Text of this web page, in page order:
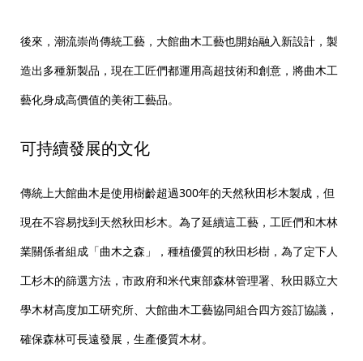
後來，潮流崇尚傳統工藝，大館曲木工藝也開始融入新設計，製
造出多種新製品，現在工匠們都運用高超技術和創意，將曲木工
藝化身成高價值的美術工藝品。
可持續發展的文化
傳統上大館曲木是使用樹齡超過300年的天然秋田杉木製成，但
現在不容易找到天然秋田杉木。為了延續這工藝，工匠們和木林
業關係者組成「曲木之森」，種植優質的秋田杉樹，為了定下人
工杉木的篩選方法，市政府和米代東部森林管理署、秋田縣立大
學木材高度加工研究所、大館曲木工藝協同組合四方簽訂協議，
確保森林可長遠發展，生產優質木材。